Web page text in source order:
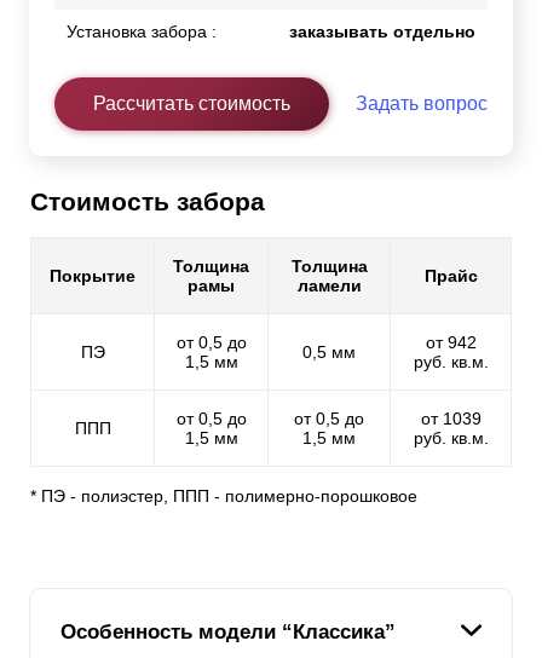
Установка забора : заказывать отдельно
Рассчитать стоимость Задать вопрос
Стоимость забора
Покрытие
Толщина
рамы
Толщина
ламели
Прайс
ПЭ
от 0,5 до
1,5 мм
0,5 мм
от 942
руб. кв.м.
ППП
от 0,5 до
1,5 мм
от 0,5 до
1,5 мм
от 1039
руб. кв.м.
* ПЭ - полиэстер, ППП - полимерно-порошковое
Особенность модели “Классика”